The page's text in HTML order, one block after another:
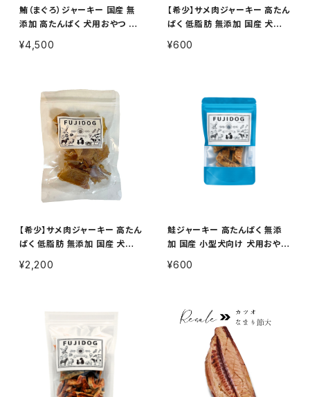
鮪（まぐろ）ジャーキー 国産 無
添加 高たんぱく 犬用おやつ 30
¥4,500
【希少】サメ肉ジャーキー 高たん
ぱく 低脂肪 無添加 国産 犬用
¥600
【希少】サメ肉ジャーキー 高たん
ぱく 低脂肪 無添加 国産 犬用
¥2,200
鮭ジャーキー 高たんぱく 無添
加 国産 小型犬向け 犬用おやつ
¥600